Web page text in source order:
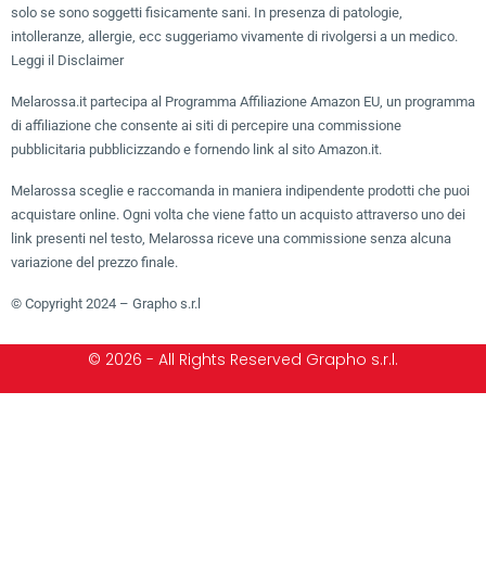
solo se sono soggetti fisicamente sani. In presenza di patologie,
intolleranze, allergie, ecc suggeriamo vivamente di rivolgersi a un medico.
Leggi il Disclaimer
Melarossa.it partecipa al Programma Affiliazione Amazon EU, un programma
di affiliazione che consente ai siti di percepire una commissione
pubblicitaria pubblicizzando e fornendo link al sito Amazon.it.
Melarossa sceglie e raccomanda in maniera indipendente prodotti che puoi
acquistare online. Ogni volta che viene fatto un acquisto attraverso uno dei
link presenti nel testo, Melarossa riceve una commissione senza alcuna
variazione del prezzo finale.
© Copyright 2024 – Grapho s.r.l
© 2026 - All Rights Reserved Grapho s.r.l.